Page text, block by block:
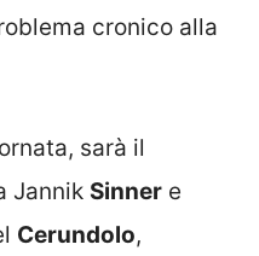
cronico alla
sarà il
Jannik Sinner e
Cerundolo,